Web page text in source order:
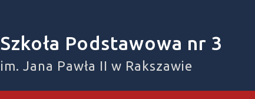
Szkoła Podstawowa nr 3
im. Jana Pawła II w Rakszawie